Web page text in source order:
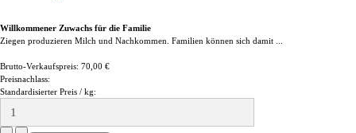
Willkommener Zuwachs für die Familie
Ziegen produzieren Milch und Nachkommen. Familien können sich damit ...
Brutto-Verkaufspreis: 70,00 €
Preisnachlass:
Standardisierter Preis / kg: